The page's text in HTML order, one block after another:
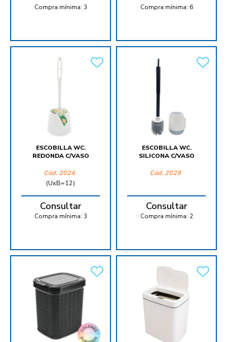
Compra mínima: 3 Compra mínima: 6
ESCOBILLA WC.
REDONDA C/VASO
Cód. 2024
(UxB=12)
Consultar
Compra mínima: 3
ESCOBILLA WC.
SILICONA C/VASO
Cód. 2029
Consultar
Compra mínima: 2